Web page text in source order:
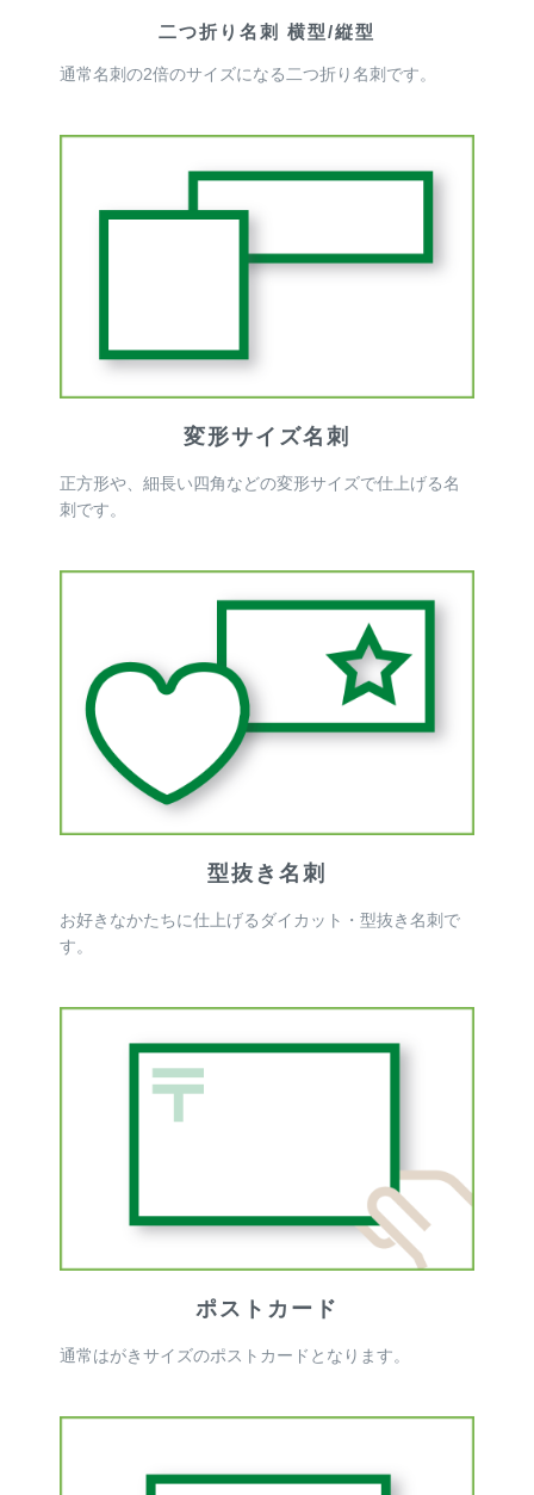
二つ折り名刺 横型/縦型
通常名刺の2倍のサイズになる二つ折り名刺です。
変形サイズ名刺
正方形や、細長い四角などの変形サイズで仕上げる名
刺です。
型抜き名刺
お好きなかたちに仕上げるダイカット・型抜き名刺で
す。
ポストカード
通常はがきサイズのポストカードとなります。